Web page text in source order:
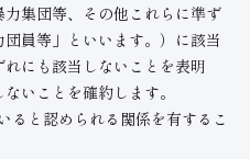
集団等、その他これらに準ず
員等」といいます。）に該当
にも該当しないことを表明
いことを確約します。
ると認められる関係を有するこ